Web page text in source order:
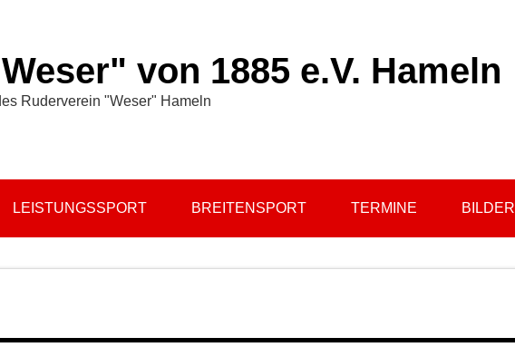
von 1885 e.V. Hameln
Ruderverein "Weser" Hameln
LEISTUNGSSPORT BREITENSPORT TERMINE BILDER